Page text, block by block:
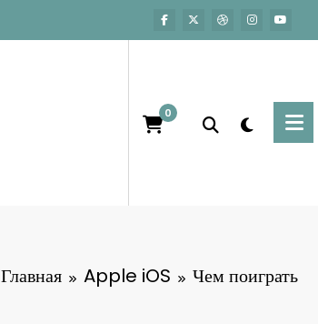
0
Главная Apple iOS Чем поиграть